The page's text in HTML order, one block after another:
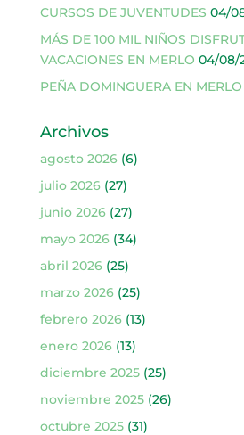
CURSOS DE JUVENTUDES 04/
MÁS DE 100 MIL NIÑOS
VACACIONES EN MERLO 04/08/
PEÑA DOMINGUERA EN MERLO
Archivos
agosto 2026(6)
julio 2026(27)
junio 2026(27)
mayo 2026(34)
abril 2026(25)
marzo 2026(25)
febrero 2026(13)
enero 2026(13)
diciembre 2025(25)
noviembre 2025(26)
octubre 2025(31)